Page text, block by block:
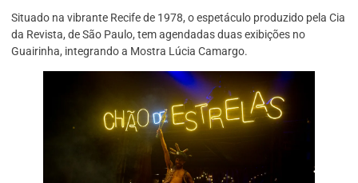
Situado na vibrante Recife de 1978, o espetáculo produzido pela Cia
da Revista, de São Paulo, tem agendadas duas exibições no
Guairinha, integrando a Mostra Lúcia Camargo.